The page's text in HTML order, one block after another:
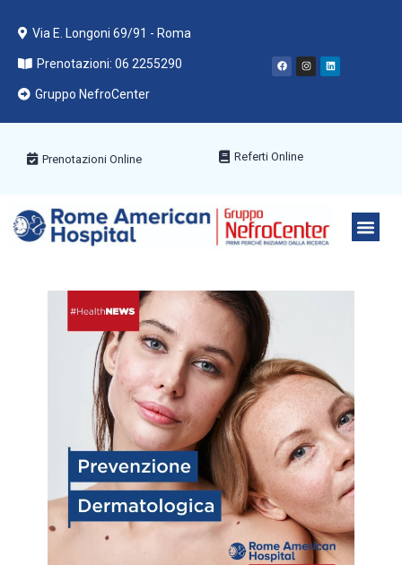
Via E. Longoni 69/91 - Roma
Prenotazioni: 06 2255290
Gruppo NefroCenter
Prenotazioni Online Referti Online